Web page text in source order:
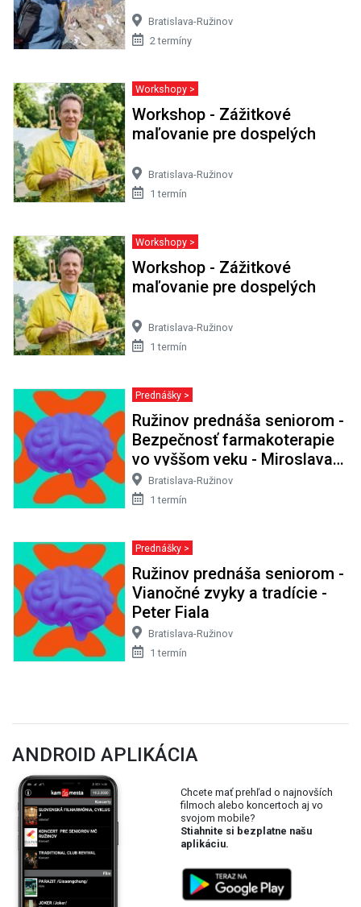
Bratislava-Ružinov
2 termíny
Workshopy >
Workshop - Zážitkové
maľovanie pre dospelých
Bratislava-Ružinov
1 termín
Workshopy >
Workshop - Zážitkové
maľovanie pre dospelých
Bratislava-Ružinov
1 termín
Prednášky >
Ružinov prednáša seniorom -
Bezpečnosť farmakoterapie
vo vyššom veku - Miroslava
Snopková
Bratislava-Ružinov
1 termín
Prednášky >
Ružinov prednáša seniorom -
Vianočné zvyky a tradície -
Peter Fiala
Bratislava-Ružinov
1 termín
ANDROID APLIKÁCIA
Chcete mať prehľad o najnovších
filmoch alebo koncertoch aj vo
svojom mobile?
Stiahnite si bezplatne našu
aplikáciu.